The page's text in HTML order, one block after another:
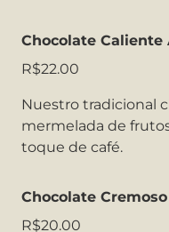
Chocolate Caliente
R$22.00
Nuestro tradicional
mermelada de
toque de café.
Chocolate
R$20.00